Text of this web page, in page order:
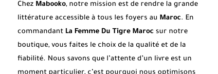
Chez Mabooko, notre mission est de rendre la grande
littérature accessible à tous les foyers au Maroc. En
commandant La Femme Du Tigre Maroc sur notre
boutique, vous faites le choix de la qualité et de la
fiabilité. Nous savons que l’attente d’un livre est un